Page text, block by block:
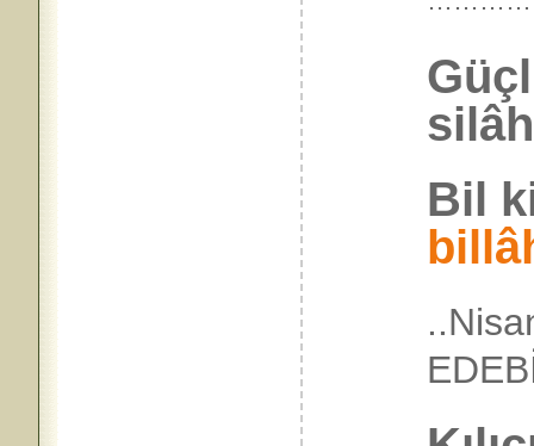
Bil